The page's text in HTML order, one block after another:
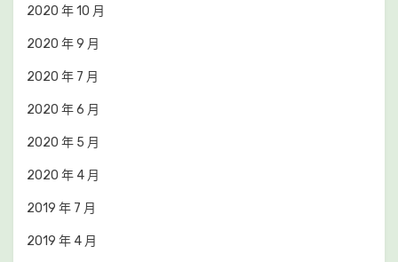
2020 年 10 月
2020 年 9 月
2020 年 7 月
2020 年 6 月
2020 年 5 月
2020 年 4 月
2019 年 7 月
2019 年 4 月